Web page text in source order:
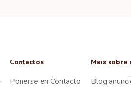
Contactos
Ponerse en Contacto
Mais sobre
Blog